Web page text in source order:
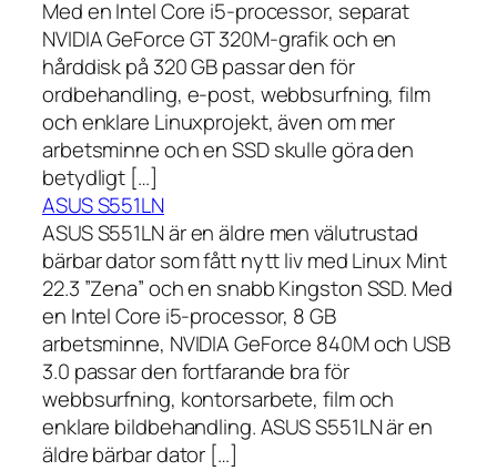
Med en Intel Core i5-processor, separat
NVIDIA GeForce GT 320M-grafik och en
hårddisk på 320 GB passar den för
ordbehandling, e-post, webbsurfning, film
och enklare Linuxprojekt, även om mer
arbetsminne och en SSD skulle göra den
betydligt […]
ASUS S551LN
ASUS S551LN är en äldre men välutrustad
bärbar dator som fått nytt liv med Linux Mint
22.3 ”Zena” och en snabb Kingston SSD. Med
en Intel Core i5-processor, 8 GB
arbetsminne, NVIDIA GeForce 840M och USB
3.0 passar den fortfarande bra för
webbsurfning, kontorsarbete, film och
enklare bildbehandling. ASUS S551LN är en
äldre bärbar dator […]